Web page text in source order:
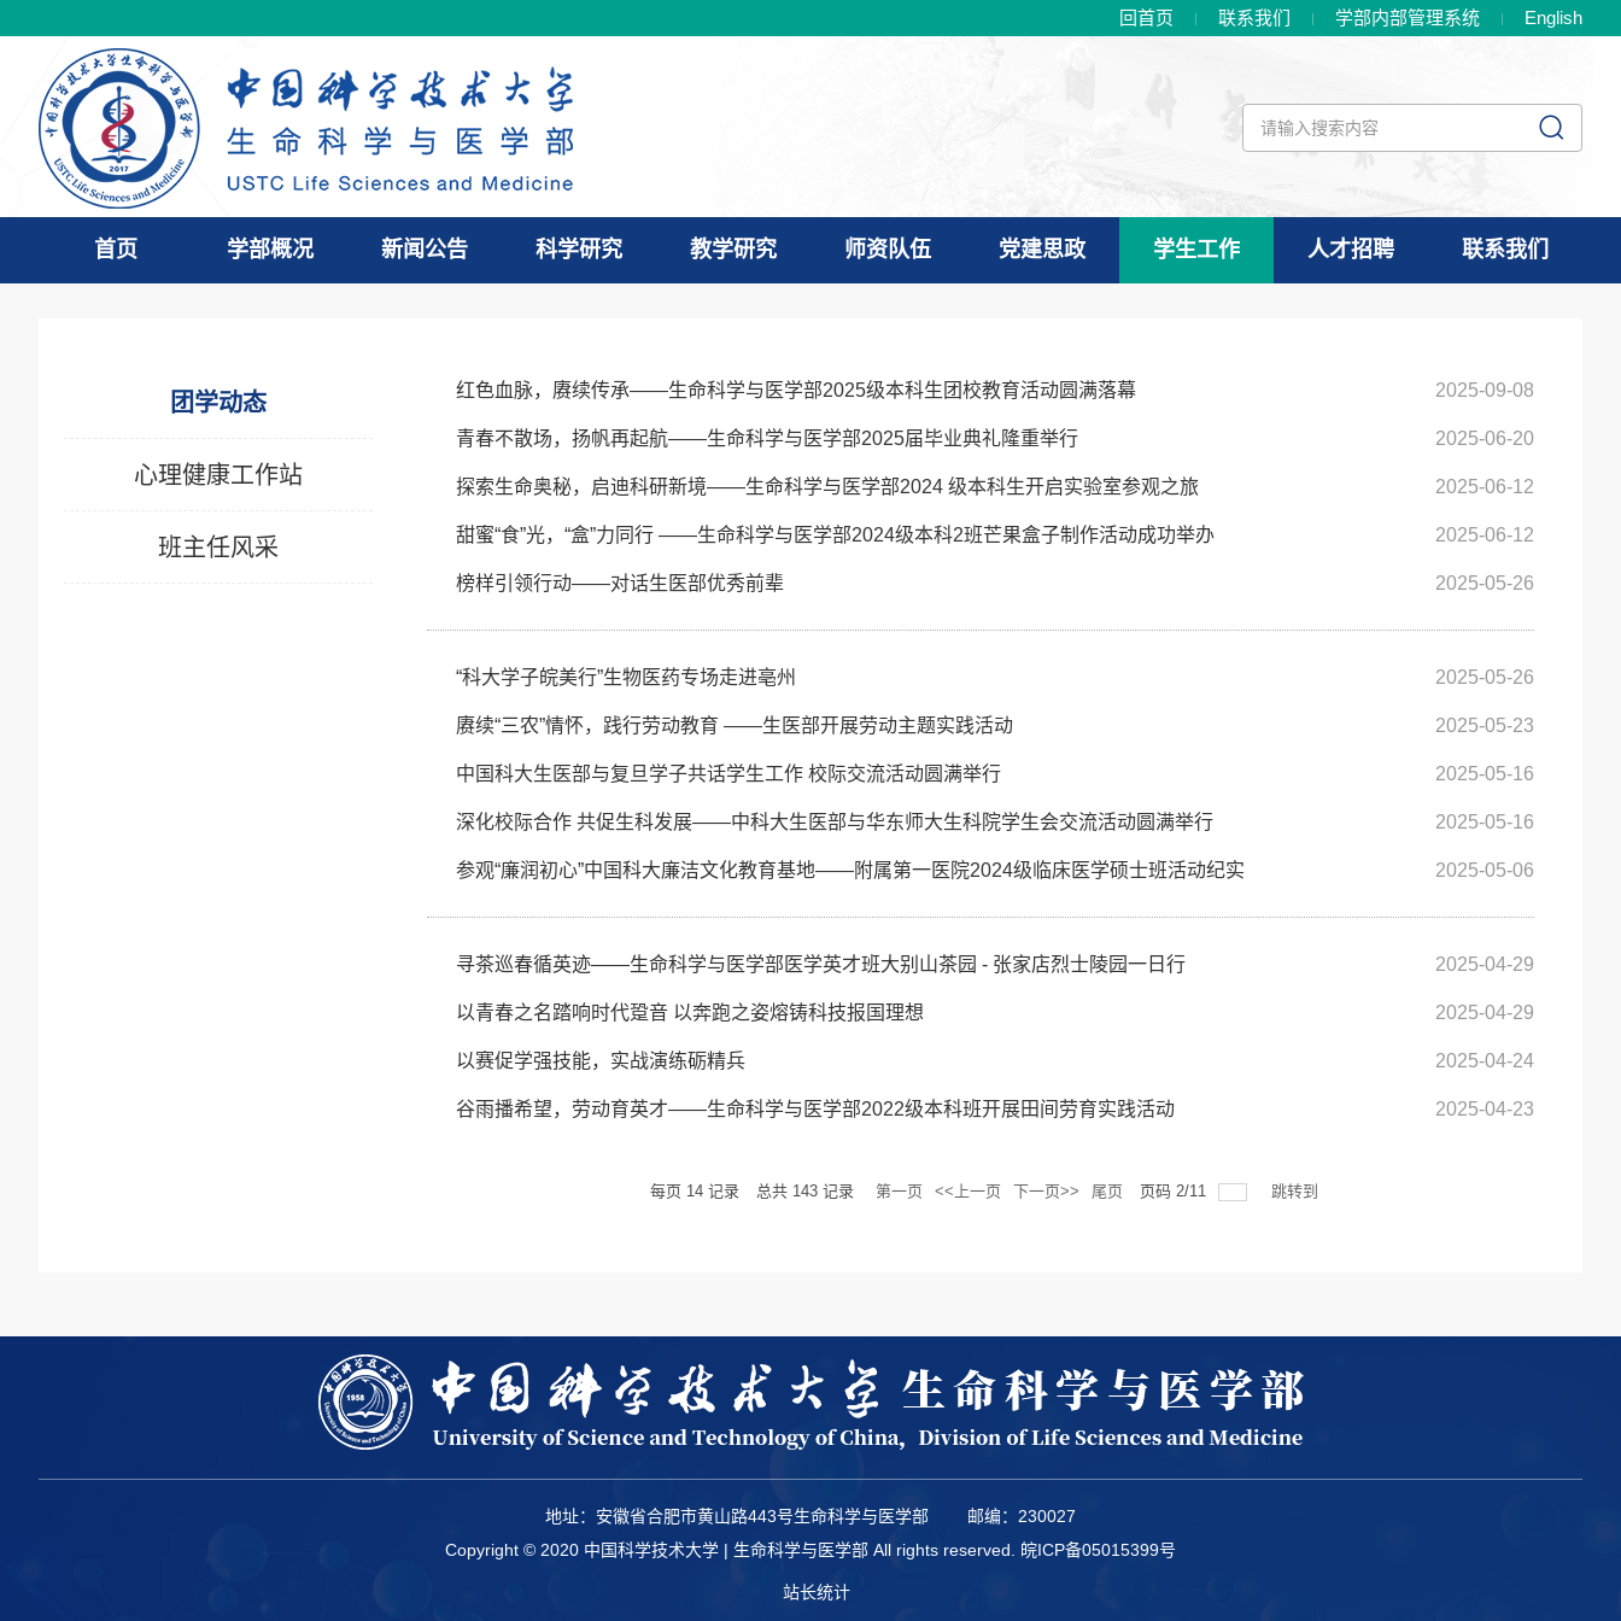
回首页 联系我们 学部内部管理系统 English
首页 学部概况 新闻公告 科学研究 教学研究 师资队伍 党建思政 学生工作 人才招聘 联系我们
团学动态
心理健康工作站
班主任风采
红色血脉，赓续传承——生命科学与医学部2025级本科生团校教育活动圆满落幕 2025-09-08
青春不散场，扬帆再起航——生命科学与医学部2025届毕业典礼隆重举行 2025-06-20
探索生命奥秘，启迪科研新境——生命科学与医学部2024 级本科生开启实验室参观之旅 2025-06-12
甜蜜“食”光，“盒”力同行 ——生命科学与医学部2024级本科2班芒果盒子制作活动成功举办 2025-06-12
榜样引领行动——对话生医部优秀前辈 2025-05-26
“科大学子皖美行”生物医药专场走进亳州 2025-05-26
赓续“三农”情怀，践行劳动教育 ——生医部开展劳动主题实践活动 2025-05-23
中国科大生医部与复旦学子共话学生工作 校际交流活动圆满举行 2025-05-16
深化校际合作 共促生科发展——中科大生医部与华东师大生科院学生会交流活动圆满举行 2025-05-16
参观“廉润初心”中国科大廉洁文化教育基地——附属第一医院2024级临床医学硕士班活动纪实 2025-05-06
寻茶巡春循英迹——生命科学与医学部医学英才班大别山茶园 - 张家店烈士陵园一日行 2025-04-29
以青春之名踏响时代跫音 以奔跑之姿熔铸科技报国理想 2025-04-29
以赛促学强技能，实战演练砺精兵 2025-04-24
谷雨播希望，劳动育英才——生命科学与医学部2022级本科班开展田间劳育实践活动 2025-04-23
每页 14记录 总共 143记录 第一页 <<上一页 下一页>> 尾页 页码 2/11 跳转到
地址：安徽省合肥市黄山路443号生命科学与医学部
邮编：230027
Copyright © 2020 中国科学技术大学 | 生命科学与医学部 All rights reserved. 皖ICP备05015399号
站长统计